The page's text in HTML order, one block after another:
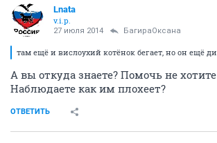
Lnata
v.i.p.
27 июля 2014 БагираОксана
там ещё и вислоухий котёнок бегает, но он ещё
А вы откуда знаете? Помочь не
Наблюдаете как им плохеет?
ОТВЕТИТЬ